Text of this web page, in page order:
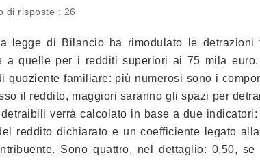
di risposte : 26
legge di Bilancio ha rimodulato le
a quelle per i redditi superiori ai 75 mila
quoziente familiare: più numerosi sono i
il reddito, maggiori saranno gli spazi per
verrà calcolato in base a due
reddito dichiarato e un coefficiente legato
Sono quattro, nel dettaglio: 0,50,